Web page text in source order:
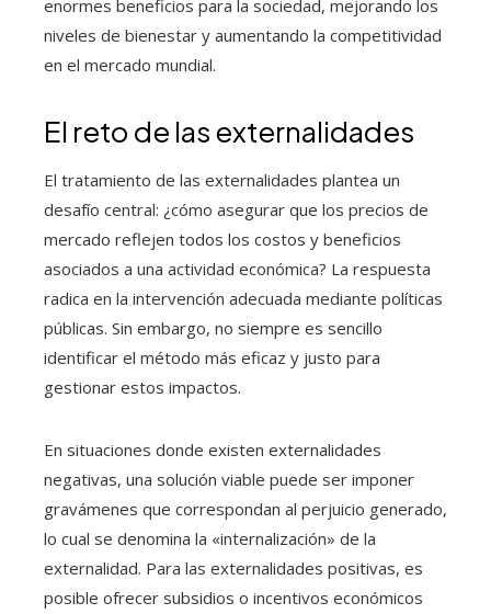
enormes beneficios para la sociedad, mejorando los
niveles de bienestar y aumentando la competitividad
en el mercado mundial.
El reto de las externalidades
El tratamiento de las externalidades plantea un
desafío central: ¿cómo asegurar que los precios de
mercado reflejen todos los costos y beneficios
asociados a una actividad económica? La respuesta
radica en la intervención adecuada mediante políticas
públicas. Sin embargo, no siempre es sencillo
identificar el método más eficaz y justo para
gestionar estos impactos.
En situaciones donde existen externalidades
negativas, una solución viable puede ser imponer
gravámenes que correspondan al perjuicio generado,
lo cual se denomina la «internalización» de la
externalidad. Para las externalidades positivas, es
posible ofrecer subsidios o incentivos económicos